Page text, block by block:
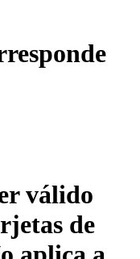
válido
de